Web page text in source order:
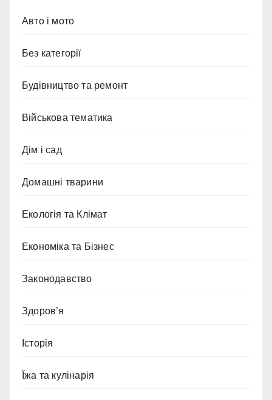
Авто і мото
Без категорії
Будівництво та ремонт
Військова тематика
Дім і сад
Домашні тварини
Екологія та Клімат
Економіка та Бізнес
Законодавство
Здоров’я
Історія
Їжа та кулінарія